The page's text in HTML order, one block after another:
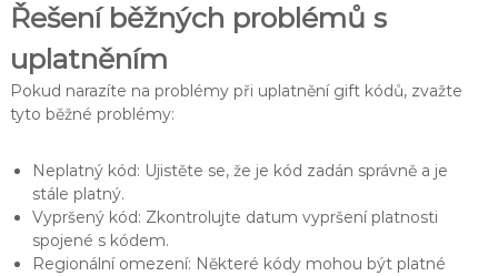
Řešení běžných problémů s
uplatněním
Pokud narazíte na problémy při uplatnění gift kódů, zvažte
tyto běžné problémy:
Neplatný kód: Ujistěte se, že je kód zadán správně a je
stále platný.
Vypršený kód: Zkontrolujte datum vypršení platnosti
spojené s kódem.
Regionální omezení: Některé kódy mohou být platné